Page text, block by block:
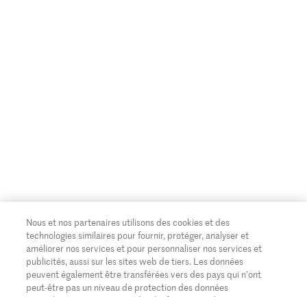
Nous et nos partenaires utilisons des cookies et des
technologies similaires pour fournir, protéger, analyser et
améliorer nos services et pour personnaliser nos services et
publicités, aussi sur les sites web de tiers. Les données
peuvent également être transférées vers des pays qui n'ont
peut-être pas un niveau de protection des données